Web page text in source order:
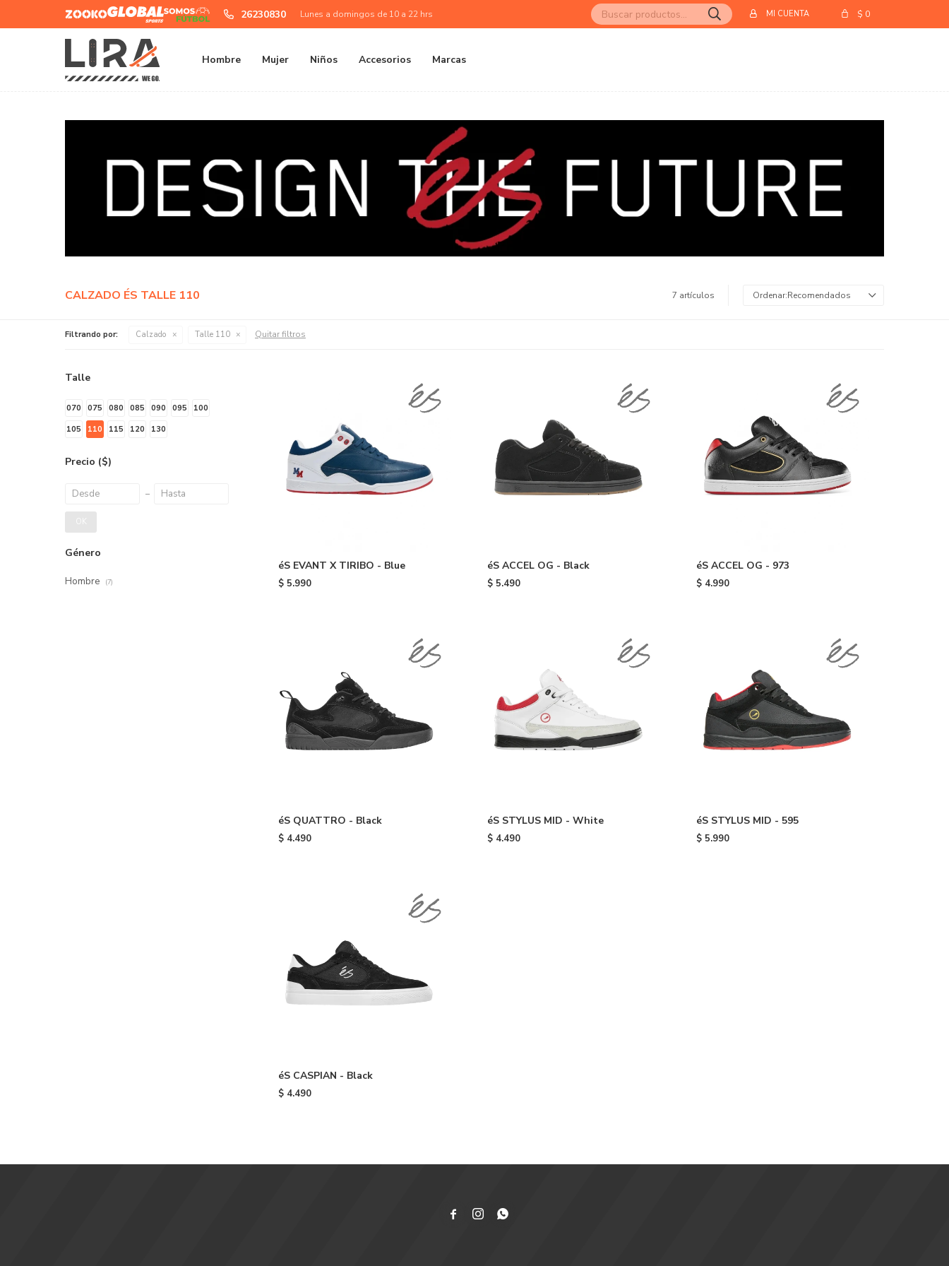
Hombre Mujer Niños Accesorios Marcas
$ 0
Futbol
26230830 Lunes a domingos de 10 a 22 hrs
CALZADO ÉS TALLE 110 7 artículos Recomendados
Filtrando por: Calzado Talle 110 Quitar filtros
éS EVANT X TIRIBO - Blue
$ 5.990
éS ACCEL OG - Black
$ 5.490
éS ACCEL OG - 973
$ 4.990
éS QUATTRO - Black
$ 4.490
éS STYLUS MID - White
$ 4.490
éS STYLUS MID - 595
$ 5.990
éS CASPIAN - Black
$ 4.490
Talle
070 075 080 085 090 095
100
105
110 115 120 130
Precio ($)
OK
Género
Hombre (7)
  